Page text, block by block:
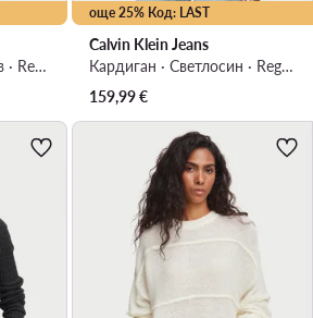
Пуловер · Светлорозов · Regular Fit
още 25% Код: LAST
Calvin Klein Jeans
Кардиган · Светлосин · Regular Fit
159,99€